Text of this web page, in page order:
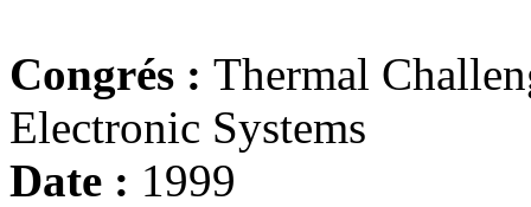
Congrés : Thermal
Electronic Systems
Date : 1999